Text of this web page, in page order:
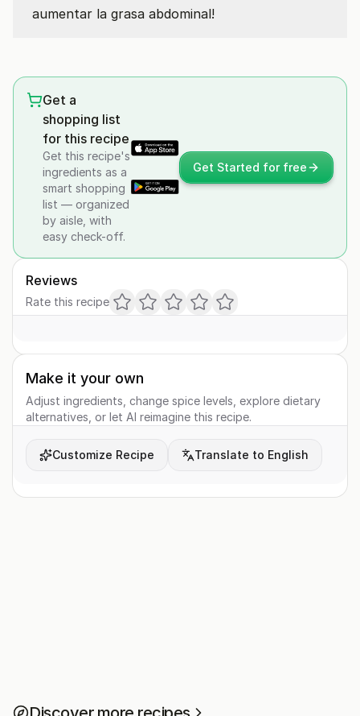
aumentar la grasa abdominal!
Get a
shopping list
for this recipe
Get this recipe's
ingredients as a
smart shopping
list — organized
by aisle, with
easy check-off.
Get Started for free
Reviews
Rate this recipe
Make it your own
Adjust ingredients, change spice levels, explore dietary
alternatives, or let AI reimagine this recipe.
Customize Recipe Translate to English